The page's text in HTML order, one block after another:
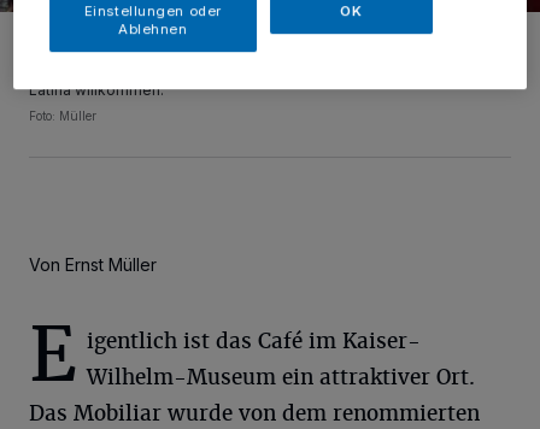
Im Juli öffnet das Café im Kaiser-Wilhelm-Museum: Direktorin Katia
Baudin (l.) und der Leiter des städtischen Gebäudemanagements
Latina willkommen.
Foto: Müller
Von Ernst Müller
E igentlich ist das Café im Kaiser-
Wilhelm-Museum ein attraktiver Ort.
Das Mobiliar wurde von dem renommierten
Einstellungen oder
Ablehnen
OK